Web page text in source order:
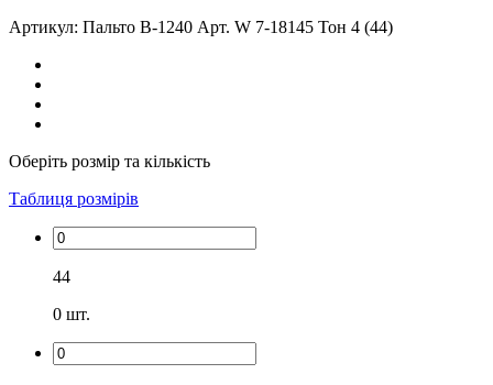
Артикул: Пальто В-1240 Aрт. W 7-18145 Тон 4 (44)
Оберіть розмір та кількість
Таблиця розмірів
44
0 шт.